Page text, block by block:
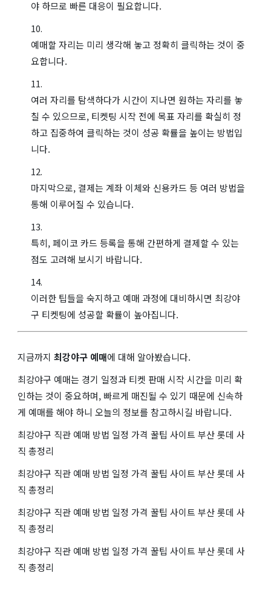
야 하므로 빠른 대응이 필요합니다.
예매할 자리는 미리 생각해 놓고 정확히 클릭하는 것이 중
요합니다.
여러 자리를 탐색하다가 시간이 지나면 원하는 자리를 놓
칠 수 있으므로, 티켓팅 시작 전에 목표 자리를 확실히 정
하고 집중하여 클릭하는 것이 성공 확률을 높이는 방법입
니다.
마지막으로, 결제는 계좌 이체와 신용카드 등 여러 방법을
통해 이루어질 수 있습니다.
특히, 페이코 카드 등록을 통해 간편하게 결제할 수 있는
점도 고려해 보시기 바랍니다.
이러한 팁들을 숙지하고 예매 과정에 대비하시면 최강야
구 티켓팅에 성공할 확률이 높아집니다.
지금까지 최강야구 예매에 대해 알아봤습니다.
최강야구 예매는 경기 일정과 티켓 판매 시작 시간을 미리 확
인하는 것이 중요하며, 빠르게 매진될 수 있기 때문에 신속하
게 예매를 해야 하니 오늘의 정보를 참고하시길 바랍니다.
최강야구 직관 예매 방법 일정 가격 꿀팁 사이트 부산 롯데 사
직 총정리
최강야구 직관 예매 방법 일정 가격 꿀팁 사이트 부산 롯데 사
직 총정리
최강야구 직관 예매 방법 일정 가격 꿀팁 사이트 부산 롯데 사
직 총정리
최강야구 직관 예매 방법 일정 가격 꿀팁 사이트 부산 롯데 사
직 총정리